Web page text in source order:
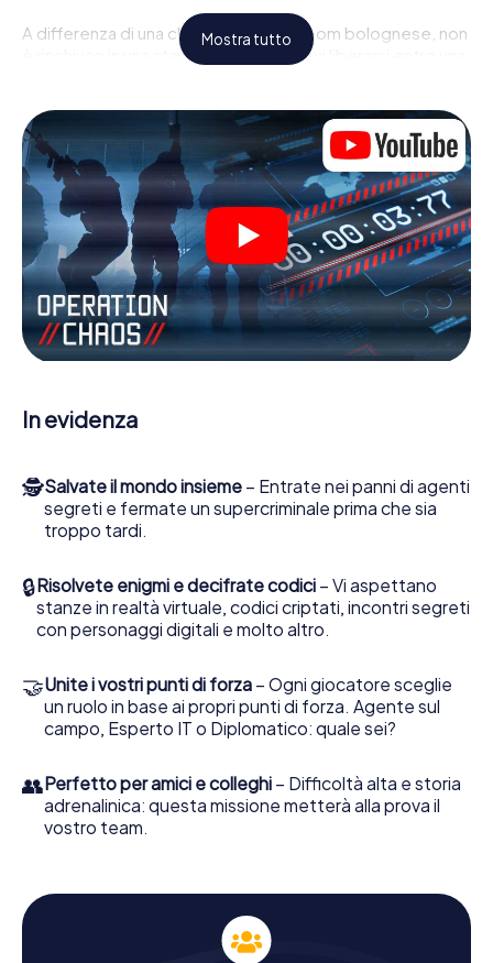
A differenza di una classica Escape Room bolognese, non
è rinchiuso in una stanza dalla quale devi liberarsi entro una
personale! Il requisito tecnico per la sua avventura da
agente a Almonte é uno smartphone con accesso a
Internet mobile. Un clic le dà accesso alla nostra app web.
Non è necessario installare nulla per essere trascinati
nell'azione da video interattivi, minigiochi complicati e
molte altre funzionalità.
Lavori insieme con una squadra, origli le spie nemiche e
porti gli ufficiali di collegamento dalla sua parte. In questo
Escape Game a Almonte lei e la sua squadra dovete
essere pronti a fermare i cattivi. A differenza di James
Bond and Co., tuttavia, non diventate eroi silenziosi: lei e
del Almonte e avrete accesso alla vostra personale
galleria di immagini. Il gioco di Escape di myCityHunt rende
segreti e trasformi Almonte in un'Escape Room all'aperto!
Mostra tutto
In evidenza
🕵Salvate il mondo insieme – Entrate nei panni di agenti
segreti e fermate un supercriminale prima che sia
troppo tardi.
🔒Risolvete enigmi e decifrate codici – Vi aspettano
stanze in realtà virtuale, codici criptati, incontri segreti
con personaggi digitali e molto altro.
🤝Unite i vostri punti di forza – Ogni giocatore sceglie
un ruolo in base ai propri punti di forza. Agente sul
campo, Esperto IT o Diplomatico: quale sei?
👥Perfetto per amici e colleghi – Difficoltà alta e storia
adrenalinica: questa missione metterà alla prova il
vostro team.